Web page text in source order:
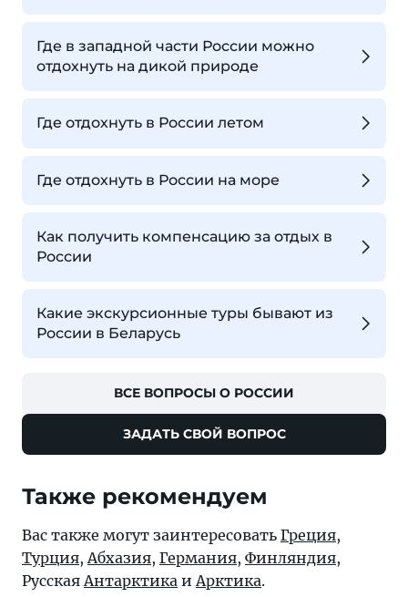
Где в западной части России можно
отдохнуть на дикой природе
Где отдохнуть в России летом
Где отдохнуть в России на море
Как получить компенсацию за отдых в
России
Какие экскурсионные туры бывают из
России в Беларусь
ВСЕ ВОПРОСЫ О РОССИИ
ЗАДАТЬ СВОЙ ВОПРОС
Также рекомендуем
Вас также могут заинтересовать Греция,
Турция, Абхазия, Германия, Финляндия,
Русская Антарктика и Арктика.